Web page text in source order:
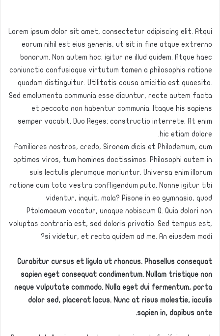
Lorem ipsum dolor sit amet, consectetur adipiscing elit. Atqui
eorum nihil est eius generis, ut sit in fine atque extrerno
bonorum. Non autem hoc: igitur ne illud quidem. Atque haec
coniunctio confusioque virtutum tamen a philosophis ratione
quadam distinguitur. Utilitatis causa amicitia est quaesita.
Sed emolumenta communia esse dicuntur, recte autem facta
et peccata non habentur communia. Itaque his sapiens
semper vacabit. Duo Reges: constructio interrete. At enim
hic etiam dolore.
Familiares nostros, credo, Sironem dicis et Philodemum, cum
optimos viros, tum homines doctissimos. Philosophi autem in
suis lectulis plerumque moriuntur. Universa enim illorum
ratione cum tota vestra confligendum puto. Nonne igitur tibi
videntur, inquit, mala? Pisone in eo gymnasio, quod
Ptolomaeum vocatur, unaque nobiscum Q. Quia dolori non
voluptas contraria est, sed doloris privatio. Sed tempus est,
si videtur, et recta quidem ad me. An eiusdem modi?
Curabitur cursus et ligula ut rhoncus. Phasellus consequat
sapien eget consequat condimentum. Nullam tristique non
neque vulputate commodo. Nulla eget dui fermentum, porta
dolor sed, placerat lacus. Nunc at risus molestie, iaculis
sapien in, dapibus ante.